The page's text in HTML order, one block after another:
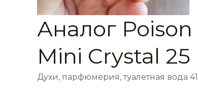
Аналог
Mini Crystal
Духи, парфюмерия, туалетная вода